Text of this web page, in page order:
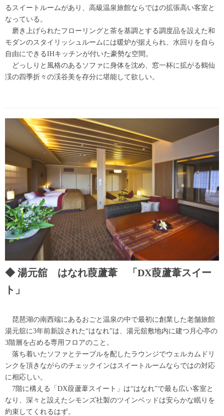
るスイートルームがあり、高級温泉旅館ならではの拡張高い客室と
なっている。
磨き上げられたフローリングと茶を基調とする調度品を設えた和
モダンのスタイリッシュルームには暖炉が据えられ、水回りを自ら
自由にできるIHキッチンが付いた豪勢な空間。
どっしりと風格のあるソファに身体を沈め、窓一杯に拡がる鶴仙
渓の四季折々の渓谷美を存分に堪能して欲しい。
湯元舘 はなれ葭蘆葦 「DX葭蘆葦スイー
ト」
琵琶湖の南西端にあるおごと温泉の中で最初に創業した老舗旅館
湯元舘に3年前新設された“はなれ”は、湯元舘敷地内に建つ月心亭の
3階層を占める専用フロアのこと。
落ち着いたソファとテーブルを配したラウンジでウェルカムドリ
ンクを頂きながらのチェックインはスイートルームならではの対応
に相応しい。
7階に構える「DX葭蘆葦スイート」は“はなれ”で最も広い客室と
なり、深々と設えたシモンズ社製のツインベッドは安らかな眠りを
約束してくれるはず。